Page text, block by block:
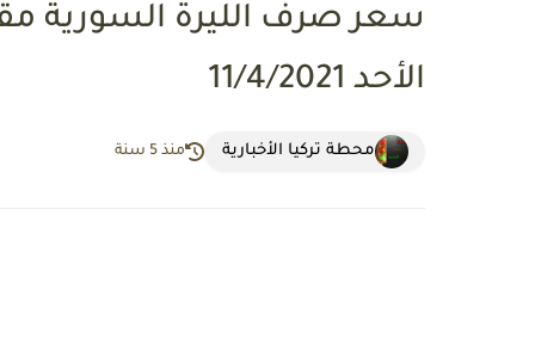
سعر صرف الليرة السورية
الأحد 11/4/2021
محطة تركيا الأخبارية منذ 5 سنة